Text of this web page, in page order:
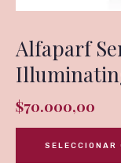
Alfaparf
$70.000,00
SELECCIONAR